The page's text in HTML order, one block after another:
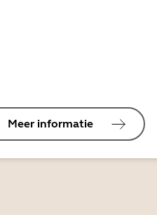
Meer informatie